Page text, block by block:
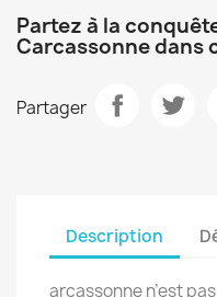
Partez à la
Carcassonne dans
Partager
Description
arcassonne n’est